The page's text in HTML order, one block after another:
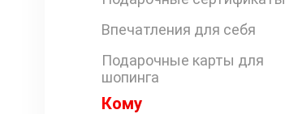
Впечатления для себя
Подарочные карты для
шопинга
Кому